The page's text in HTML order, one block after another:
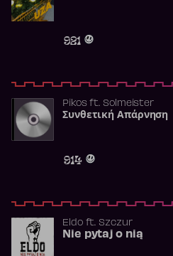
921
Pikosft. Solmeister
Συνθετική Απάρνηση
914
Eldoft. Szczur
Nie pytaj o nią